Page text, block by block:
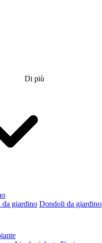
Di più
giardino Dondoli da giardino